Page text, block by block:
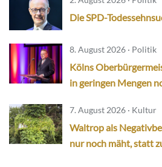
Die SPD-
8. August 2026 · Politik
Kölns
in geringen Mengen
7. August 2026 · Kultur
Waltrop als
nur noch mäht, statt